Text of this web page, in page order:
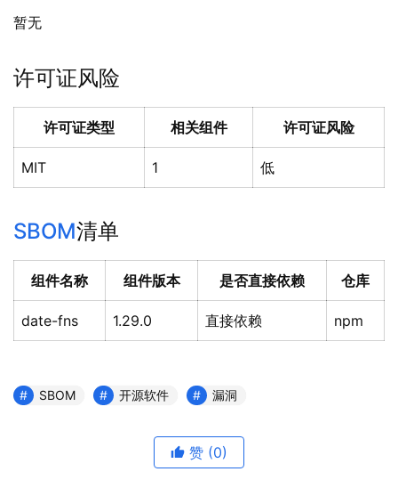
暂无
许可证风险
许可证类型 相关组件 许可证风险
MIT 1 低
SBOM清单
组件名称 组件版本 是否直接依赖 仓库
date-fns 1.29.0 直接依赖 npm
SBOM 开源软件 漏洞
赞 (0)